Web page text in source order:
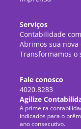
Serviços
Contabilidade
Abrimos sua nova
Transformamos o
Fale conosco
4020.8283
Agilize
A primeira
indicados para o
ano consecutivo.